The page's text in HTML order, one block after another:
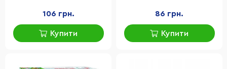
106 грн.
Купити
86 грн.
Купити